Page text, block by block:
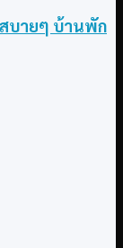
บายๆ บ้านพัก